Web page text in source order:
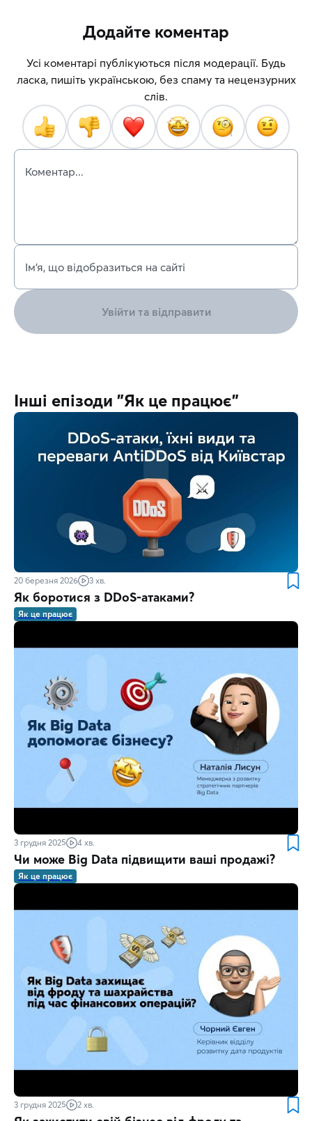
Додайте коментар
Усі коментарі публікуються після модерації. Будь
ласка, пишіть українською, без спаму та нецензурних
слів.
Коментар...
Ім’я, що відобразиться на сайті
Увійти та відправити
Інші епізоди "Як це працює"
20 березня 2026 3 хв.
Як боротися з DDoS-атаками?
Як це працює
3 грудня 2025 4 хв.
Чи може Big Data підвищити ваші продажі?
Як це працює
3 грудня 2025 2 хв.